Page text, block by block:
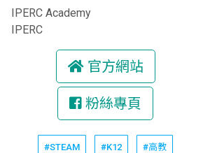
IPERC Academy
IPERC
官方網站
粉絲專頁
#STEAM #K12 #高教